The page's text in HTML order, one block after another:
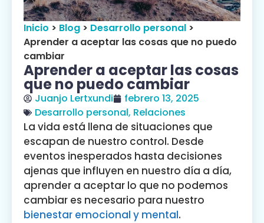
Inicio > Blog > Desarrollo personal >
Aprender a aceptar las cosas que no puedo
cambiar
Aprender a aceptar las cosas
que no puedo cambiar
Juanjo Lertxundi
febrero 13, 2025
Desarrollo personal, Relaciones
La vida está llena de situaciones que
escapan de nuestro control. Desde
eventos inesperados hasta decisiones
ajenas que influyen en nuestro día a día,
aprender a aceptar lo que no podemos
cambiar es necesario para nuestro
bienestar emocional y mental.